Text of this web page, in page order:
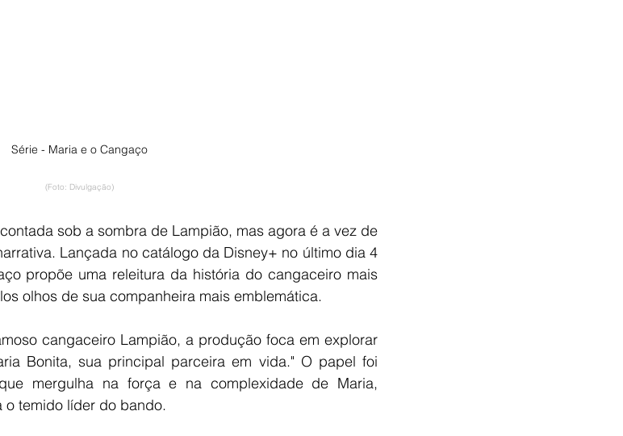
Série - Maria e o Cangaço
(Foto: Divulgação)
sob a sombra de Lampião, mas agora é a vez de
Lançada no catálogo da Disney+ no último dia 4
propõe uma releitura da história do cangaceiro mais
olhos de sua companheira mais emblemática.
cangaceiro Lampião, a produção foca em explorar
Bonita, sua principal parceira em vida." O papel foi
mergulha na força e na complexidade de Maria,
o temido líder do bando.